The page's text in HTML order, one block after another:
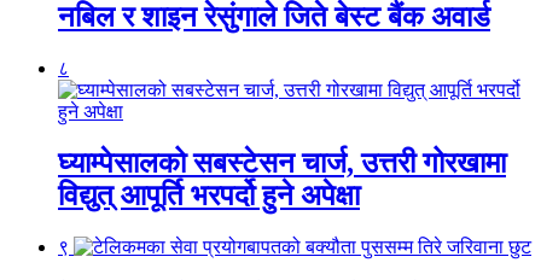
नबिल र शाइन रेसुंगाले जिते बेस्ट बैंक अवार्ड
८
घ्याम्पेसालको सबस्टेसन चार्ज, उत्तरी गोरखामा
विद्युत् आपूर्ति भरपर्दो हुने अपेक्षा
९